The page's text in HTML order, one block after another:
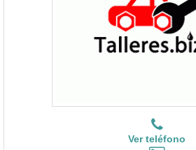
Ver teléfono